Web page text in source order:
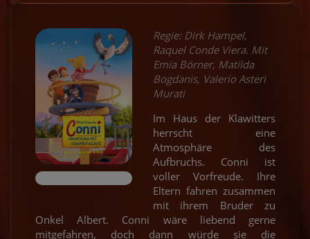
Regie: Dirk Hampel,
Raquel Conde Viera. Mit
Emia Börner, Matilda
Bogdanis, Valerio Asteri
Murati
Im Haus der Klawitters
herrscht eine
Atmosphäre des
Aufbruchs. Conni ist
voller Vorfreude. Ihre
Eltern fahren zusammen
mit ihrem Bruder zu
Onkel Albert. Conni wäre liebend gerne
mitgefahren, doch dann würde sie die